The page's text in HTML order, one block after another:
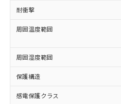
耐衝撃
周囲温度範囲
周囲湿度範囲
保護構造
感電保護クラス
示しないようお願
マイパーツ機能（
ビス）をご利用い
メンバーズにご登
お客様が当ウェブ
登録された部品リ
および当社の共同
品・サービスに関
引・商談に必要な
部品在庫の切り替え状
月が前後することがあり
※3 非含有証明書ダ
下記の非含有証明書を
とができます。
「10」：通常の使用状
質が外部に漏えいし、
及ぼさない年数を意味し
「－」：未確認です。
い合わせください。
該第三者に通知し
販売先および販売
法に輸出するおそ
り引きをいたしま
白
受注生産機種
情報を公開し